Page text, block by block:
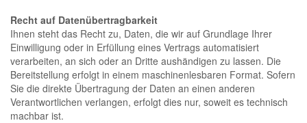
Recht auf Datenübertragbarkeit
Ihnen steht das Recht zu, Daten, die wir auf Grundlage Ihrer
Einwilligung oder in Erfüllung eines Vertrags automatisiert
verarbeiten, an sich oder an Dritte aushändigen zu lassen. Die
Bereitstellung erfolgt in einem maschinenlesbaren Format. Sofern
Sie die direkte Übertragung der Daten an einen anderen
Verantwortlichen verlangen, erfolgt dies nur, soweit es technisch
machbar ist.